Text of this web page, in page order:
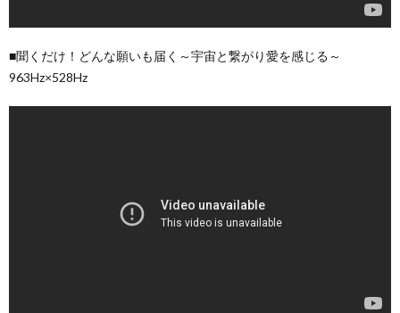
■聞くだけ！どんな願いも届く～宇宙と繋がり愛を感じる～
963Hz×528Hz